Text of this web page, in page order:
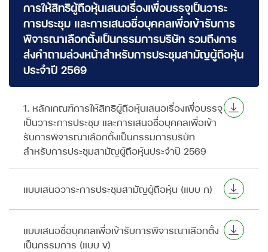
การให้สิทธิผู้ถือหุ้นเสนอเรื่องเพื่อบรรจุเป็นวาระ
การประชุม และการเสนอชื่อบุคคลเพื่อเข้ารับการ
พิจารณาเลือกตั้งเป็นกรรมการบริษัท รวมถึงการ
ส่งคำถามล่วงหน้าสำหรับการประชุมสามัญผู้ถือหุ้น
ประจำปี 2569
1. หลักเกณฑ์การให้สิทธิผู้ถือหุ้นเสนอเรื่องเพื่อบรรจุ
เป็นวาระการประชุม และการเสนอชื่อบุคคลเพื่อเข้า
รับการพิจารณาเลือกตั้งเป็นกรรมการบริษัท
สำหรับการประชุมสามัญผู้ถือหุ้นประจำปี 2569
แบบเสนอวาระการประชุมสามัญผู้ถือหุ้น (แบบ ก)
แบบเสนอชื่อบุคคลเพื่อเข้ารับการพิจารณาเลือกตั้ง
เป็นกรรมการ (แบบ ข)